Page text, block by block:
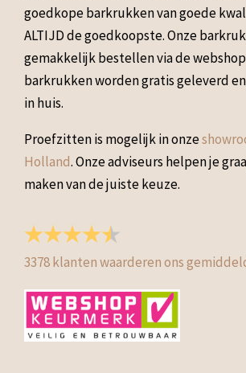
goedkope barkrukken van goede
ALTIJD de goedkoopste. Onze
gemakkelijk bestellen via de
barkrukken worden gratis geleverd
in huis.
Proefzitten is mogelijk in onze
Holland. Onze adviseurs helpen je
maken van de juiste keuze.
3378klanten waarderen ons